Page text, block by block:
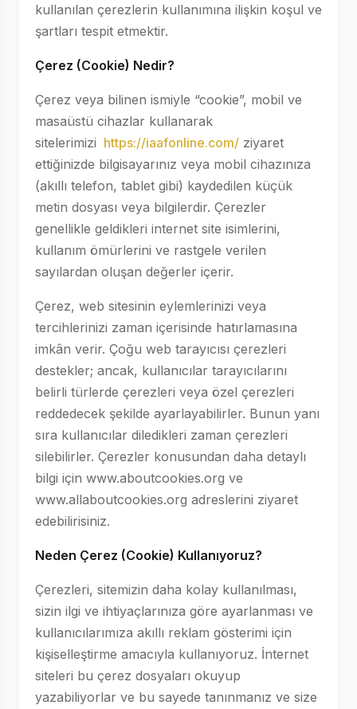
kullanılan çerezlerin kullanımına ilişkin koşul ve
şartları tespit etmektir.
Çerez (Cookie) Nedir?
Çerez veya bilinen ismiyle “cookie”, mobil ve
masaüstü cihazlar kullanarak
sitelerimizi https://iaafonline.com/ ziyaret
ettiğinizde bilgisayarınız veya mobil cihazınıza
(akıllı telefon, tablet gibi) kaydedilen küçük
metin dosyası veya bilgilerdir. Çerezler
genellikle geldikleri internet site isimlerini,
kullanım ömürlerini ve rastgele verilen
sayılardan oluşan değerler içerir.
Çerez, web sitesinin eylemlerinizi veya
tercihlerinizi zaman içerisinde hatırlamasına
imkân verir. Çoğu web tarayıcısı çerezleri
destekler; ancak, kullanıcılar tarayıcılarını
belirli türlerde çerezleri veya özel çerezleri
reddedecek şekilde ayarlayabilirler. Bunun yanı
sıra kullanıcılar diledikleri zaman çerezleri
silebilirler. Çerezler konusundan daha detaylı
bilgi için www.aboutcookies.org ve
www.allaboutcookies.org adreslerini ziyaret
edebilirisiniz.
Neden Çerez (Cookie) Kullanıyoruz?
Çerezleri, sitemizin daha kolay kullanılması,
sizin ilgi ve ihtiyaçlarınıza göre ayarlanması ve
kullanıcılarımıza akıllı reklam gösterimi için
kişiselleştirme amacıyla kullanıyoruz. İnternet
siteleri bu çerez dosyaları okuyup
yazabiliyorlar ve bu sayede tanınmanız ve size